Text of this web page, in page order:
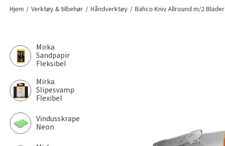
Hjem Verktøy & tilbehør Håndverktøy Bahco Kniv Allround m/2 Blader
Mirka
Sandpapir
Fleksibel
Mirka
Slipesvamp
Flexibel
Vindusskrape
Neon